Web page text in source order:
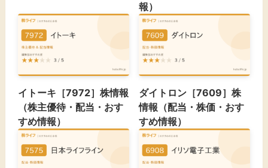
報）
イトーキ［7972］株情報
（株主優待・配当・おす
すめ情報）
ダイトロン［7609］株
情報（配当・株価・おす
すめ情報）